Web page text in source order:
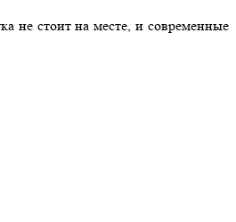
не стоит на месте, и современные